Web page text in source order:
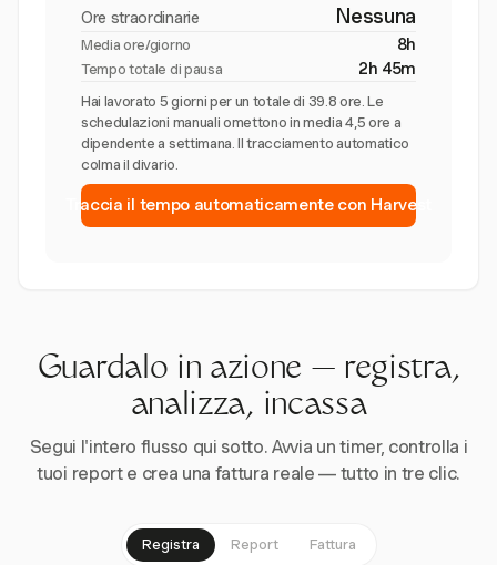
Ore straordinarie Nessuna
Media ore/giorno 8h
Tempo totale di pausa 2h 45m
Hai lavorato 5 giorni per un totale di 39.8 ore. Le
schedulazioni manuali omettono in media 4,5 ore a
dipendente a settimana. Il tracciamento automatico
colma il divario.
Traccia il tempo automaticamente con Harvest
Guardalo in azione — registra,
analizza, incassa
Segui l'intero flusso qui sotto. Avvia un timer, controlla i
tuoi report e crea una fattura reale — tutto in tre clic.
Registra Report Fattura